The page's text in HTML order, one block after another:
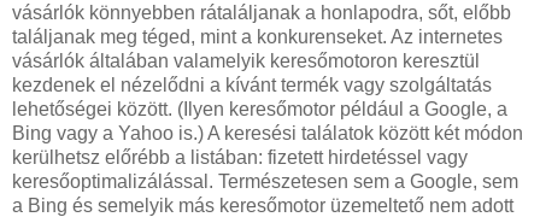
vásárlók könnyebben rátaláljanak a honlapodra, sőt, előbb
találjanak meg téged, mint a konkurenseket. Az internetes
vásárlók általában valamelyik keresőmotoron keresztül
kezdenek el nézelődni a kívánt termék vagy szolgáltatás
lehetőségei között. (Ilyen keresőmotor például a Google, a
Bing vagy a Yahoo is.) A keresési találatok között két módon
kerülhetsz előrébb a listában: fizetett hirdetéssel vagy
keresőoptimalizálással. Természetesen sem a Google, sem
a Bing és semelyik más keresőmotor üzemeltető nem adott